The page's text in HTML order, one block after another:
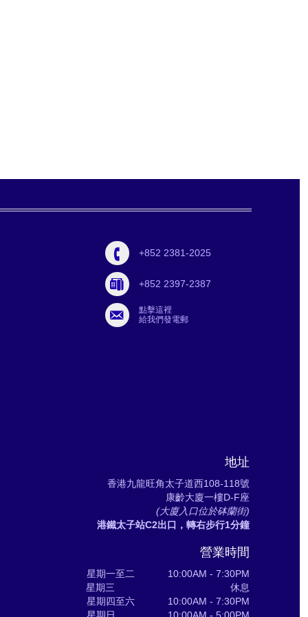
+852 2381-2025
+852 2397-2387
點擊這裡
給我們發電郵
地址
香港九龍旺角太子道西108-118號
康齡大廈一樓D-F座
(大廈入口位於砵蘭街)
港鐵太子站C2出口，轉右步行1分鐘
營業時間
星期一至二 10:00AM - 7:30PM
星期三 休息
星期四至六 10:00AM - 7:30PM
星期日 10:00AM - 5:00PM